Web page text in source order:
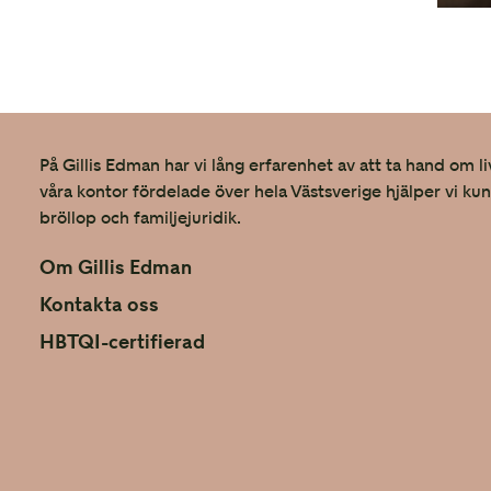
På Gillis Edman har vi lång erfarenhet av att ta hand om
våra kontor fördelade över hela Västsverige hjälper vi
bröllop och familjejuridik.
Om Gillis Edman
Kontakta oss
HBTQI-certifierad